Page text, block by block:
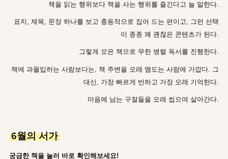
책을 읽는 행위보다 책을 사는 행위를 즐긴다고 늘 말한다.
표지, 제목, 문장 하나를 보고 충동적으로 집어 드는 편이고, 그런 선택
이 종종 꽤 괜찮은 콘텐츠가 된다.
그렇게 모은 책으로 무한 병렬 독서를 진행한다.
책에 과몰입하는 사람보다는, 책 주변을 오래 맴도는 사람에 가깝다. 그
대신, 가장 빠르게 반하고 가장 오래 기억한다.
마음에 남는 구절들을 오래 씹으며 살아간다.
6월의 서가
궁금한 책을 눌러 바로 확인해보세요!